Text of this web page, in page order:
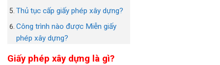
Thủ tục cấp giấy phép xây dựng?
Công trình nào được Miễn giấy
phép xây dựng?
Giấy phép xây dựng là gì?